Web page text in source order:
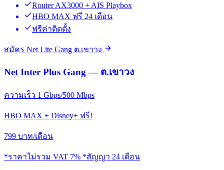
Router AX3000 + AIS Playbox
HBO MAX ฟรี 24 เดือน
ฟรีค่าติดตั้ง
สมัคร Net Lite Gang ต.เขาวง
Net Inter Plus Gang — ต.เขาวง
ความเร็ว 1 Gbps/500 Mbps
HBO MAX + Disney+ ฟรี!
799 บาท/เดือน
*ราคาไม่รวม VAT 7% *สัญญา 24 เดือน